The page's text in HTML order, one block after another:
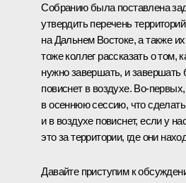
Собранию была поставлена
утвердить перечень
на Дальнем Востоке, а также
тоже коллег рассказать о том,
нужно завершать, и завершать
повиснет в воздухе.
в осеннюю сессию, что
и в воздухе повиснет, если у
это за территории, где они
Давайте приступим к